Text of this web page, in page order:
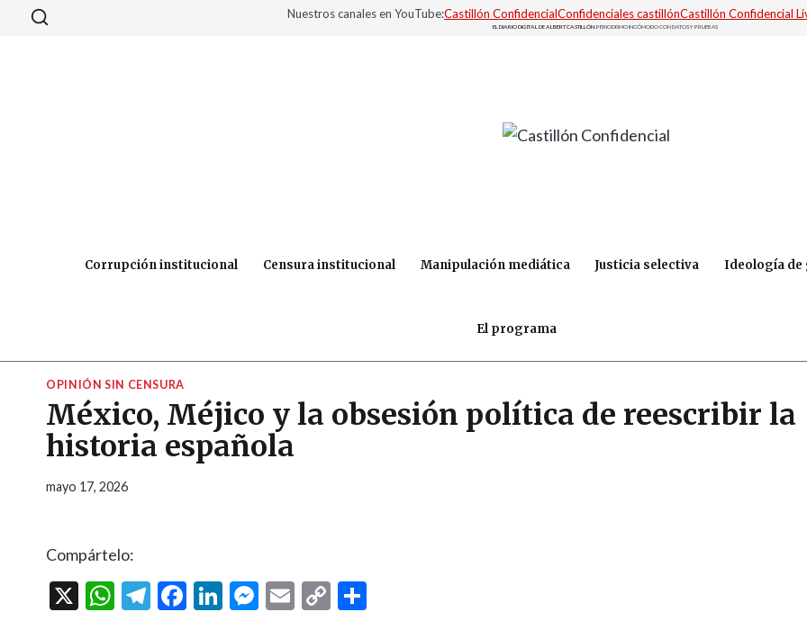
Saltar
Nuestros canales en YouTube:Castillón ConfidencialConfidenciales castillónCastillón Confidencial
EL DIARIO DIGITAL DE ALBERT CASTILLÓN. PERIODISMO INCÓMODO CON DATOS Y PRUEBAS
Corrupción institucional Censura institucional Manipulación mediática Justicia selectiva Ideología de
El programa
OPINIÓN SIN CENSURA
México, Méjico y la obsesión política de reescribir la
historia española
mayo 17, 2026
Compártelo:
X
W T
F
Li M E
C